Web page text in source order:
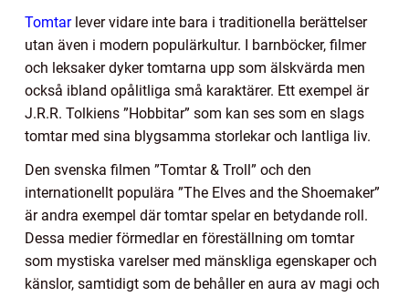
Tomtarlever vidare inte bara i traditionella berättelser
utan även i modern populärkultur. I barnböcker, filmer
och leksaker dyker tomtarna upp som älskvärda men
också ibland opålitliga små karaktärer. Ett exempel är
J.R.R. Tolkiens ”Hobbitar” som kan ses som en slags
tomtar med sina blygsamma storlekar och lantliga liv.
Den svenska filmen ”Tomtar & Troll” och den
internationellt populära ”The Elves and the Shoemaker”
är andra exempel där tomtar spelar en betydande roll.
Dessa medier förmedlar en föreställning om tomtar
som mystiska varelser med mänskliga egenskaper och
känslor, samtidigt som de behåller en aura av magi och